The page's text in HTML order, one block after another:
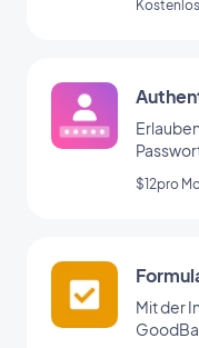
Kostenlos
$12pro
Mit der